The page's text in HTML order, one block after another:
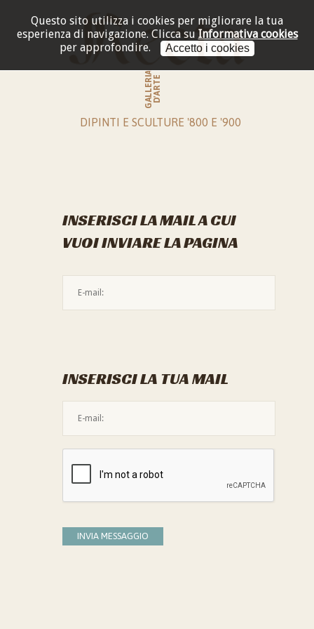
Questo sito utilizza i cookies per migliorare la tua
esperienza di navigazione. Clicca su Informativa cookies
per approfondire.
Accetto i cookies
GALLERIAD'ARTE
DIPINTI E SCULTURE '800 E '900
INSERISCI LA MAIL A CUI
VUOI INVIARE LA PAGINA
INSERISCI LA TUA MAIL
INVIA MESSAGGIO